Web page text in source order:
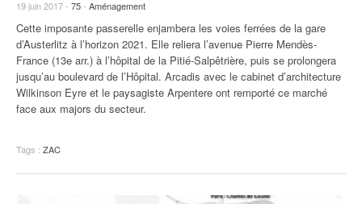
94
95
19 juin 2017 - 75- Aménagement
Cette imposante passerelle enjambera les voies ferrées de la gare
d’Austerlitz à l’horizon 2021. Elle reliera l’avenue Pierre Mendès-
France (13e arr.) à l’hôpital de la Pitié-Salpêtrière, puis se prolongera
jusqu’au boulevard de l’Hôpital. Arcadis avec le cabinet d’architecture
Wilkinson Eyre et le paysagiste Arpentere ont remporté ce marché
face aux majors du secteur.
Tags : ZAC